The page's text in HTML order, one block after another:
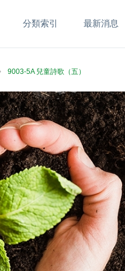
分類索引 最新消息
9003-5A 兒童詩歌（五）